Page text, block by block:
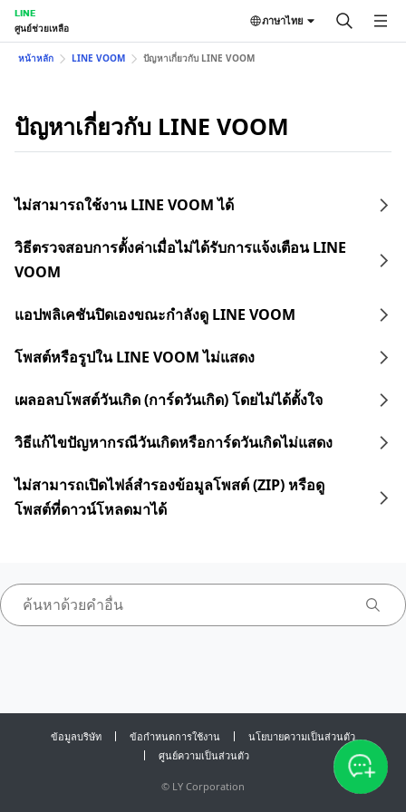
LINE
ศูนย์ช่วยเหลือ
ภาษาไทย
หน้าหลัก LINE VOOM ปัญหาเกี่ยวกับ LINE VOOM
ปัญหาเกี่ยวกับ LINE VOOM
ไม่สามารถใช้งาน LINE VOOM ได้
วิธีตรวจสอบการตั้งค่าเมื่อไม่ได้รับการแจ้งเตือน LINE
VOOM
แอปพลิเคชันปิดเองขณะกำลังดู LINE VOOM
โพสต์หรือรูปใน LINE VOOM ไม่แสดง
เผลอลบโพสต์วันเกิด (การ์ดวันเกิด) โดยไม่ได้ตั้งใจ
วิธีแก้ไขปัญหากรณีวันเกิดหรือการ์ดวันเกิดไม่แสดง
ไม่สามารถเปิดไฟล์สำรองข้อมูลโพสต์ (ZIP) หรือดู
โพสต์ที่ดาวน์โหลดมาได้
ข้อมูลบริษัท ข้อกำหนดการใช้งาน
นโยบายความเป็นส่วนตัว
ศูนย์ความเป็นส่วนตัว
© LY Corporation